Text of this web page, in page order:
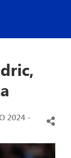
2024 -